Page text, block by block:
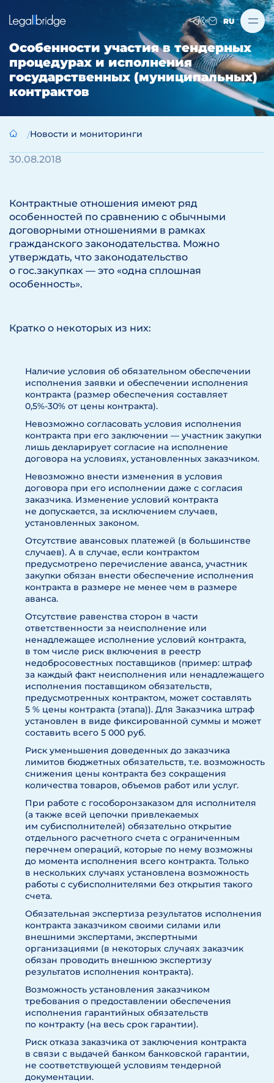
RU
Особенности участия в тендерных
процедурах и исполнения
государственных (муниципальных)
контрактов
Новости и мониторинги
30.08.2018
Контрактные отношения имеют ряд
особенностей по сравнению с обычными
договорными отношениями в рамках
гражданского законодательства. Можно
утверждать, что законодательство
о гос.закупках — это «одна сплошная
особенность».
Кратко о некоторых из них:
Наличие условия об обязательном обеспечении
исполнения заявки и обеспечении исполнения
контракта (размер обеспечения составляет
0,5%-30% от цены контракта).
Невозможно согласовать условия исполнения
контракта при его заключении — участник закупки
лишь декларирует согласие на исполнение
договора на условиях, установленных заказчиком.
Невозможно внести изменения в условия
договора при его исполнении даже с согласия
заказчика. Изменение условий контракта
не допускается, за исключением случаев,
установленных законом.
Отсутствие авансовых платежей (в большинстве
случаев). А в случае, если контрактом
предусмотрено перечисление аванса, участник
закупки обязан внести обеспечение исполнения
контракта в размере не менее чем в размере
аванса.
Отсутствие равенства сторон в части
ответственности за неисполнение или
ненадлежащее исполнение условий контракта,
в том числе риск включения в реестр
недобросовестных поставщиков (пример: штраф
за каждый факт неисполнения или ненадлежащего
исполнения поставщиком обязательств,
предусмотренных контрактом, может составлять
5 % цены контракта (этапа)). Для Заказчика штраф
установлен в виде фиксированной суммы и может
составить всего 5 000 руб.
Риск уменьшения доведенных до заказчика
лимитов бюджетных обязательств, т.е. возможность
снижения цены контракта без сокращения
количества товаров, объемов работ или услуг.
При работе с гособоронзаказом для исполнителя
(а также всей цепочки привлекаемых
им субисполнителей) обязательно открытие
отдельного расчетного счета с ограниченным
перечнем операций, которые по нему возможны
до момента исполнения всего контракта. Только
в нескольких случаях установлена возможность
работы с субисполнителями без открытия такого
счета.
Обязательная экспертиза результатов исполнения
контракта заказчиком своими силами или
внешними экспертами, экспертными
организациями (в некоторых случаях заказчик
обязан проводить внешнюю экспертизу
результатов исполнения контракта).
Возможность установления заказчиком
требования о предоставлении обеспечения
исполнения гарантийных обязательств
по контракту (на весь срок гарантии).
Риск отказа заказчика от заключения контракта
в связи с выдачей банком банковской гарантии,
не соответствующей условиям тендерной
документации.